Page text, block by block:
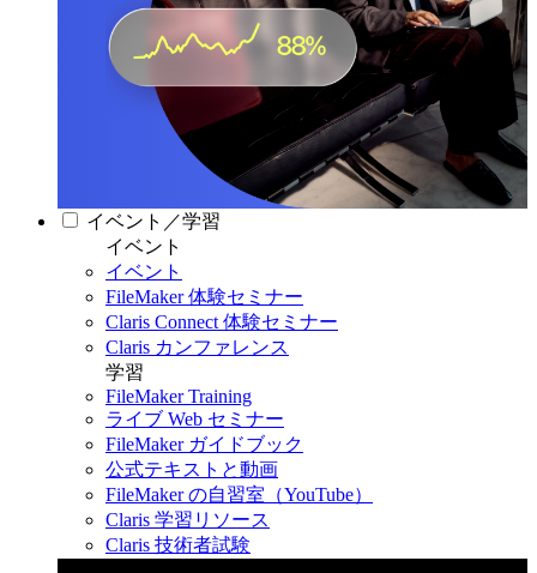
イベント／学習
イベント
イベント
FileMaker 体験セミナー
Claris Connect 体験セミナー
Claris カンファレンス
学習
FileMaker Training
ライブ Web セミナー
FileMaker ガイドブック
公式テキストと動画
FileMaker の自習室（YouTube）
Claris 学習リソース
Claris 技術者試験